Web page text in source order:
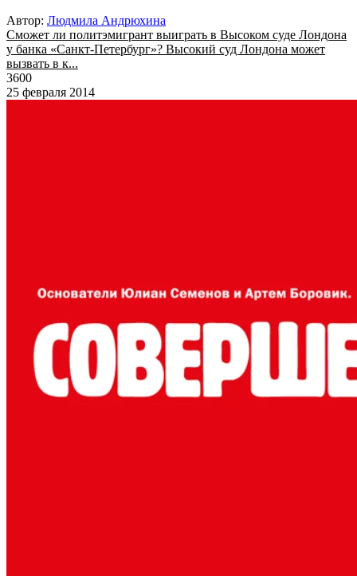
Автор: Людмила Андрюхина
Сможет ли политэмигрант выиграть в Высоком суде Лондона
у банка «Санкт-Петербург»? Высокий суд Лондона может
вызвать в к...
3600
25 февраля 2014